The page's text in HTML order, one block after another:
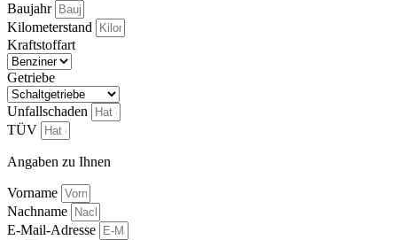
Baujahr
Kilometerstand
Kraftstoffart
Getriebe
Unfallschaden
TÜV
Angaben zu Ihnen
Vorname
Nachname
E-Mail-Adresse